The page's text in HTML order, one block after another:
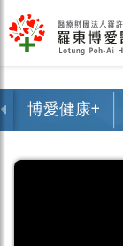
博愛健康+